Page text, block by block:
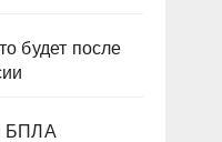
будет после
БПЛА